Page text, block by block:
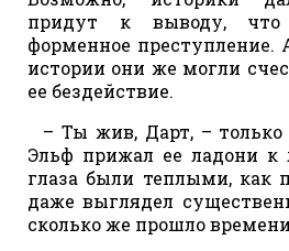
придут к выводу,
форменное преступление.
истории они же могли
ее бездействие.
– Ты жив, Дарт, – только
Эльф прижал ее ладони к
глаза были теплыми, как
даже выглядел
сколько же прошло